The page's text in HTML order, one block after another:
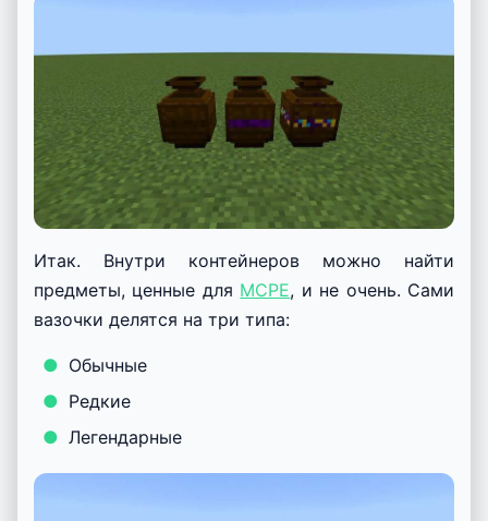
Итак. Внутри контейнеров можно найти
предметы, ценные для MCPE, и не очень. Сами
вазочки делятся на три типа:
Обычные
Редкие
Легендарные